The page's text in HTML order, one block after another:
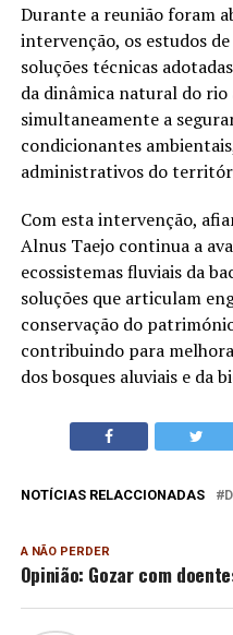
Durante a reunião foram
intervenção, os estudos
soluções técnicas
da dinâmica natural do rio
simultaneamente a
condicionantes
administrativos do
Com esta intervenção,
Alnus Taejo continua a
ecossistemas fluviais da
soluções que articulam
conservação do
contribuindo para
dos bosques aluviais e da
NOTÍCIAS RELACCIONADAS
A NÃO PERDER
Opinião: Gozar com